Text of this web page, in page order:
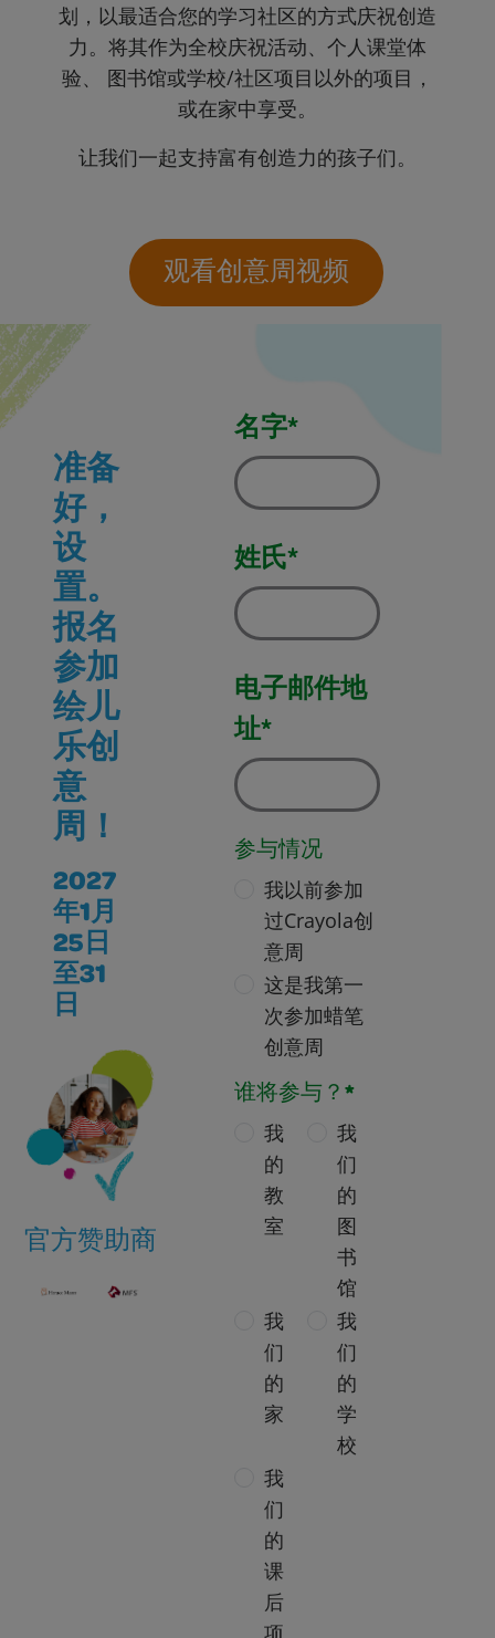
划，以最适合您的学习社区的方式庆祝创造
力。将其作为全校庆祝活动、个人课堂体
验、 图书馆或学校/社区项目以外的项目，
或在家中享受。
让我们一起支持富有创造力的孩子们。
观看创意周视频
准备
好，
设
置。
报名
参加
绘儿
乐创
意
周！
2027
年1月
25日
至31
日
官方赞助商
名字*
姓氏*
电子邮件地
址*
参与情况
我以前参加
过Crayola创
意周
这是我第一
次参加蜡笔
创意周
谁将参与？*
我
的
教
室
我
们
的
图
书
馆
我
们
的
家
我
们
的
学
校
我
们
的
课
后